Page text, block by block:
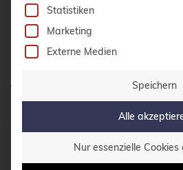
5: Backup-
Disaster Recovery
Ein Backup ist nur so gut wie
Backup- und Recovery-
Probleme auf, bevor sie im
Statistiken
Marketing
Externe Medien
Speichern
Alle
Nur essenzielle